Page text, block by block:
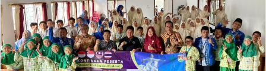
a
n
e
m
a